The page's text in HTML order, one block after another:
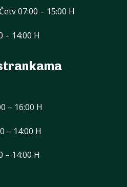
07:00 – 15:00 H
– 14:00 H
– 16:00 H
– 14:00 H
– 14:00 H